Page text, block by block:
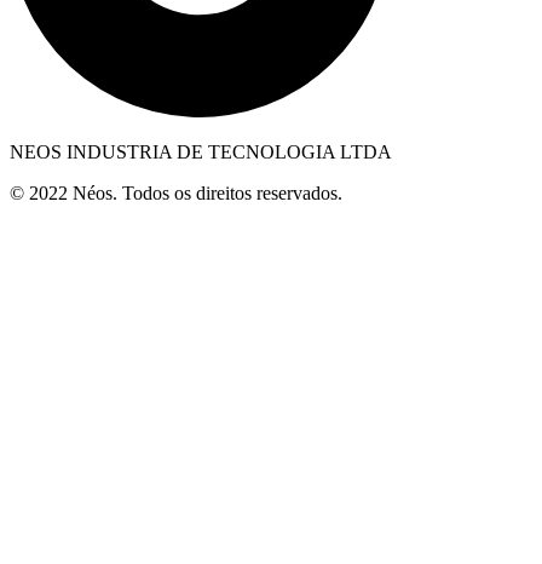
NEOS INDUSTRIA DE TECNOLOGIA LTDA
© 2022 Néos. Todos os direitos reservados.